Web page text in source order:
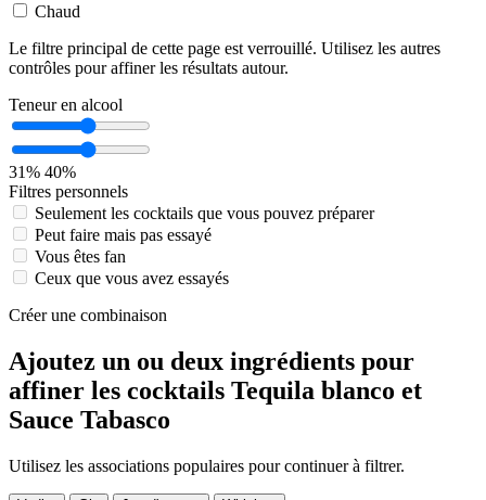
Chaud
Le filtre principal de cette page est verrouillé. Utilisez les autres
contrôles pour affiner les résultats autour.
Teneur en alcool
31% 40%
Filtres personnels
Seulement les cocktails que vous pouvez préparer
Peut faire mais pas essayé
Vous êtes fan
Ceux que vous avez essayés
Créer une combinaison
Ajoutez un ou deux ingrédients pour
affiner les cocktails Tequila blanco et
Sauce Tabasco
Utilisez les associations populaires pour continuer à filtrer.